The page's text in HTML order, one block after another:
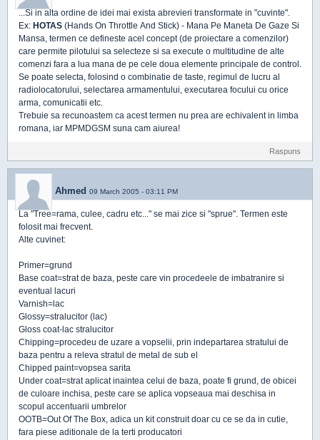
...Si in alta ordine de idei mai exista abrevieri transformate in "cuvinte".
Ex: HOTAS (Hands On Throttle And Stick) - Mana Pe Maneta De Gaze Si
Mansa, termen ce defineste acel concept (de proiectare a comenzilor)
care permite pilotului sa selecteze si sa execute o multitudine de alte
comenzi fara a lua mana de pe cele doua elemente principale de control.
Se poate selecta, folosind o combinatie de taste, regimul de lucru al
radiolocatorului, selectarea armamentului, executarea focului cu orice
arma, comunicatii etc.
Trebuie sa recunoastem ca acest termen nu prea are echivalent in limba
romana, iar MPMDGSM suna cam aiurea!
Raspuns
Ahmed 09 March 2005 - 03:11 PM
La "Tree=rama, culee, cadru etc..." se mai zice si "sprue". Termen este
folosit mai frecvent.
Alte cuvinet:
Primer=grund
Base coat=strat de baza, peste care vin procedeele de imbatranire si
eventual lacuri
Varnish=lac
Glossy=stralucitor (lac)
Gloss coat-lac stralucitor
Chipping=procedeu de uzare a vopselii, prin indepartarea stratului de
baza pentru a releva stratul de metal de sub el
Chipped paint=vopsea sarita
Under coat=strat aplicat inaintea celui de baza, poate fi grund, de obicei
de culoare inchisa, peste care se aplica vopseaua mai deschisa in
scopul accentuarii umbrelor
OOTB=Out Of The Box, adica un kit construit doar cu ce se da in cutie,
fara piese aditionale de la terti producatori